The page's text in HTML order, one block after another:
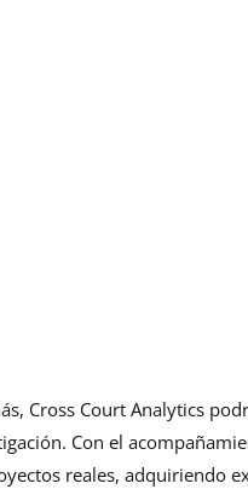
Cross Court Analytics
Con el
reales, adquiriendo